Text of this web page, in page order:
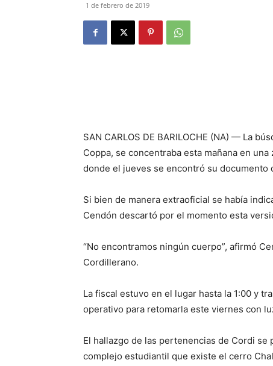
1 de febrero de 2019
SAN CARLOS DE BARILOCHE (NA) — La
Coppa, se concentraba esta mañana en
donde el jueves se encontró su documento
Si bien de manera extraoficial se había
Cendón descartó por el momento esta
“No encontramos ningún cuerpo”, afirmó
Cordillerano.
La fiscal estuvo en el lugar hasta la 1:00 y
operativo para retomarla este viernes con
El hallazgo de las pertenencias de Cordi
complejo estudiantil que existe el cerro